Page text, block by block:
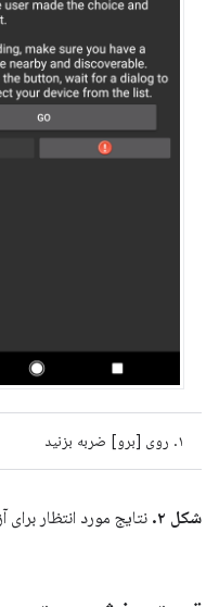
۱. روی [برو] ضربه بزنید
شکل ۲. نتایج مورد انتظار